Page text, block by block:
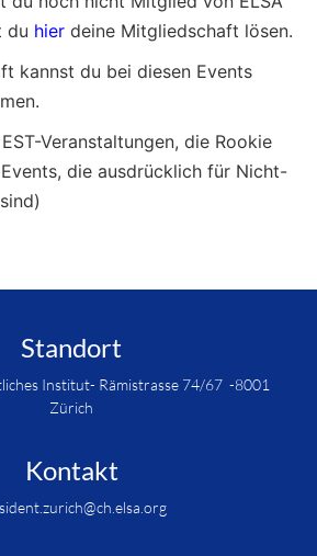
du hier deine Mitgliedschaft lösen.
kannst du bei diesen Events
Veranstaltungen, die Rookie
die ausdrücklich für Nicht-
Standort
Institut- Rämistrasse 74/67 -8001
Zürich
Kontakt